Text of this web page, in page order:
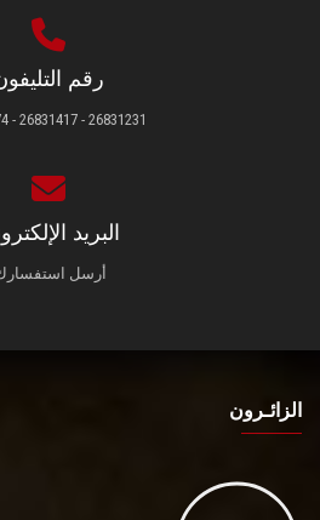
رقم
26831231 - 26831417 - 26831474
البريد
أرسل
الزائـرون